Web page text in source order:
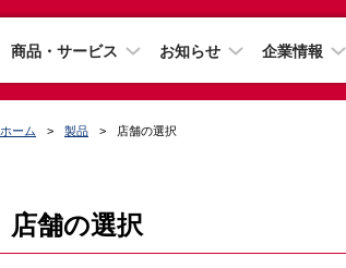
商品・サービス お知らせ 企業情報
ホーム 製品 店舗の選択
店舗の選択